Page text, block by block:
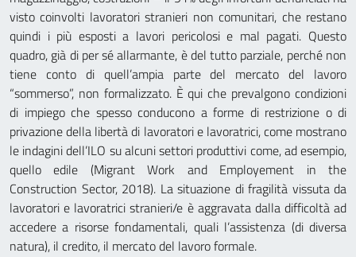
visto coinvolti lavoratori stranieri non comunitari, che restano
quindi i più esposti a lavori pericolosi e mal pagati. Questo
quadro, già di per sé allarmante, è del tutto parziale, perché non
tiene conto di quell’ampia parte del mercato del lavoro
“sommerso”, non formalizzato. È qui che prevalgono condizioni
di impiego che spesso conducono a forme di restrizione o di
privazione della libertà di lavoratori e lavoratrici, come mostrano
le indagini dell’ILO su alcuni settori produttivi come, ad esempio,
quello edile (Migrant Work and Employement in the
Construction Sector, 2018). La situazione di fragilità vissuta da
lavoratori e lavoratrici stranieri/e è aggravata dalla difficoltà ad
accedere a risorse fondamentali, quali l’assistenza (di diversa
natura), il credito, il mercato del lavoro formale.